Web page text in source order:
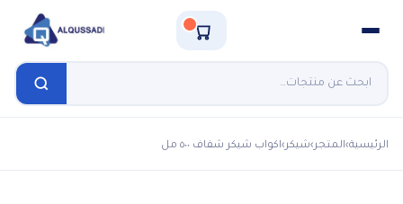
الرئيسية›المتجر›شيكر›اكواب شيكر شفاف ٥٠٠ مل